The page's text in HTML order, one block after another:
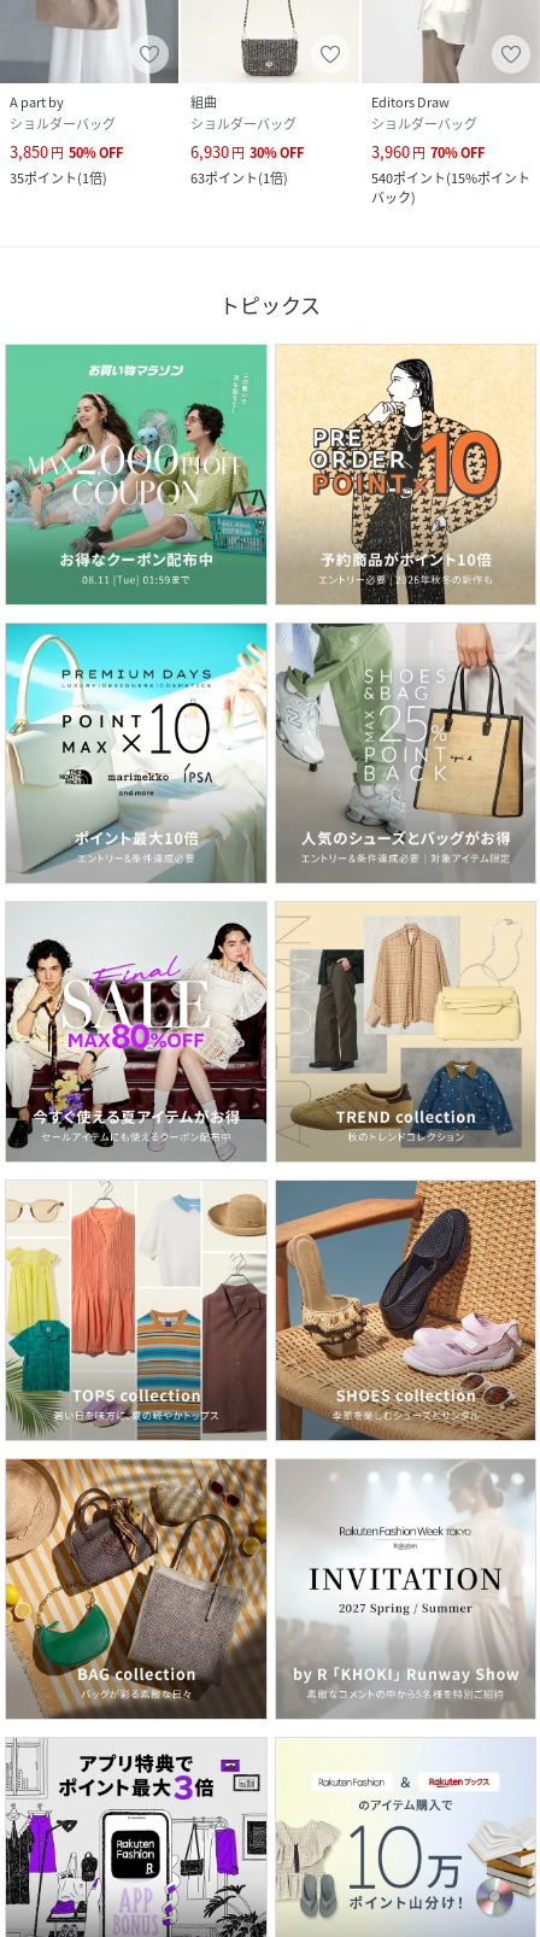
A part by
ショルダーバッグ
3,850円 50%OFF
35ポイント(1倍)
組曲
ショルダーバッグ
6,930円 30%OFF
63ポイント(1倍)
Editors Draw
ショルダーバッグ
3,960円 70%OFF
540ポイント(15%ポイント
バック)
トピックス